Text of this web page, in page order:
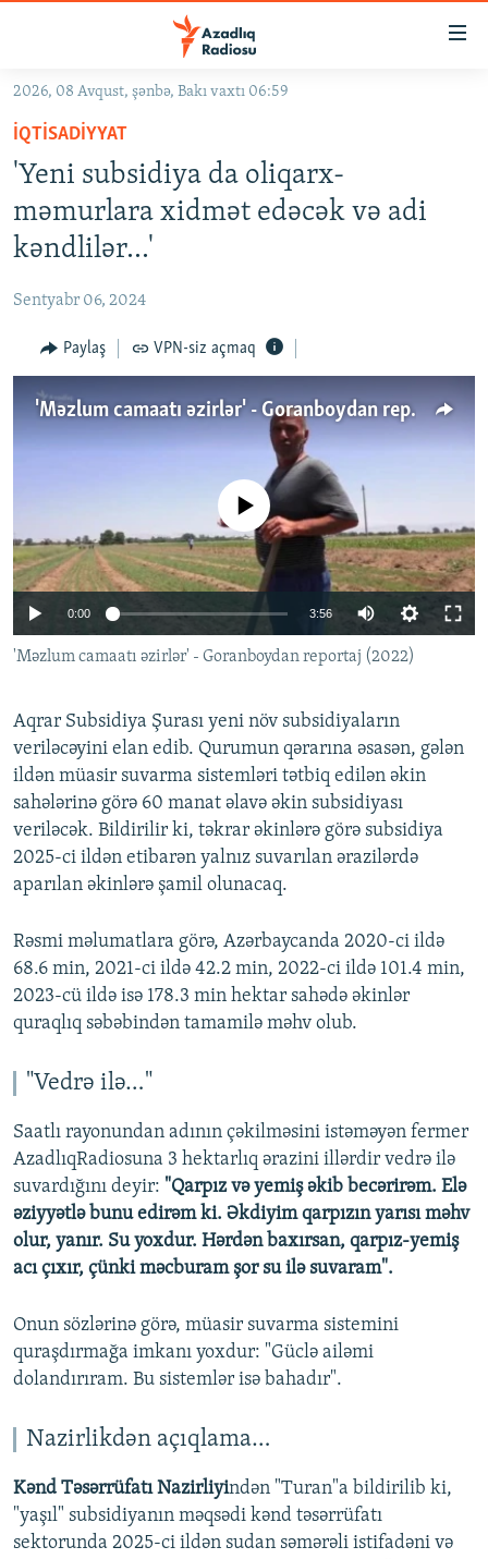
Əsas
qayıt
Əsas
qayıt
Axtarışa
GÜNDƏM
KORRUPSIOMETR
#ƏSLINDƏ
QANUNI DOĞRU
ARAŞDIRMA
MULTIMEDIA
KARIKATURA
RADIO ARXIV
AZƏRBAYCAN ƏDƏBIYYATI KITABXANASI
İSLAM VƏ DEMOKRATIYA
İZ - MƏDƏNIYYƏT PROQRAMI
PEŞƏ ETIKASI VƏ JURNALISTIKA STANDARTLARIMIZ
MATERIALLARIMIZDAN ISTIFADƏ
AZADLIQRADIOSU MOBIL TELEFONUNUZDA
BIZIMLƏ ƏLAQƏ
2026, 08 Avqust, şənbə, Bakı vaxtı 06:59
İQTISADIYYAT
'Yeni subsidiya da oliqarx-
məmurlara xidmət edəcək və adi
kəndlilər…'
Sentyabr 06, 2024
Paylaş VPN-siz açmaq
'Məzlum camaatı əzirlər' - Goranboydan reportaj
Auto 240p
No media source currently available
0:00 3:56
480p
1080p
'Məzlum camaatı əzirlər' - Goranboydan reportaj (2022)
Aqrar Subsidiya Şurası yeni növ subsidiyaların
veriləcəyini elan edib. Qurumun qərarına əsasən, gələn
ildən müasir suvarma sistemləri tətbiq edilən əkin
sahələrinə görə 60 manat əlavə əkin subsidiyası
veriləcək. Bildirilir ki, təkrar əkinlərə görə subsidiya
2025-ci ildən etibarən yalnız suvarılan ərazilərdə
aparılan əkinlərə şamil olunacaq.
Rəsmi məlumatlara görə, Azərbaycanda 2020-ci ildə
68.6 min, 2021-ci ildə 42.2 min, 2022-ci ildə 101.4 min,
2023-cü ildə isə 178.3 min hektar sahədə əkinlər
quraqlıq səbəbindən tamamilə məhv olub.
"Vedrə ilə…"
Saatlı rayonundan adının çəkilməsini istəməyən fermer
AzadlıqRadiosuna 3 hektarlıq ərazini illərdir vedrə ilə
suvardığını deyir: "Qarpız və yemiş əkib becərirəm. Elə
əziyyətlə bunu edirəm ki. Əkdiyim qarpızın yarısı məhv
olur, yanır. Su yoxdur. Hərdən baxırsan, qarpız-yemiş
acı çıxır, çünki məcburam şor su ilə suvaram".
Onun sözlərinə görə, müasir suvarma sistemini
quraşdırmağa imkanı yoxdur: "Güclə ailəmi
dolandırıram. Bu sistemlər isə bahadır".
Nazirlikdən açıqlama…
Kənd Təsərrüfatı Nazirliyindən "Turan"a bildirilib ki,
"yaşıl" subsidiyanın məqsədi kənd təsərrüfatı
sektorunda 2025-ci ildən sudan səmərəli istifadəni və